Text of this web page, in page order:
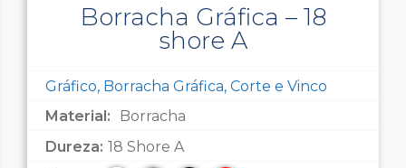
Borracha Gráfica – 18
shore A
Gráfico, Borracha Gráfica, Corte e Vinco
Material:
Borracha
Dureza: 18 Shore A